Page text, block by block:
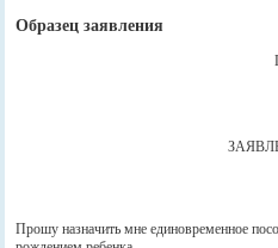
Образец заявления
Прошу назначить мне единовременное